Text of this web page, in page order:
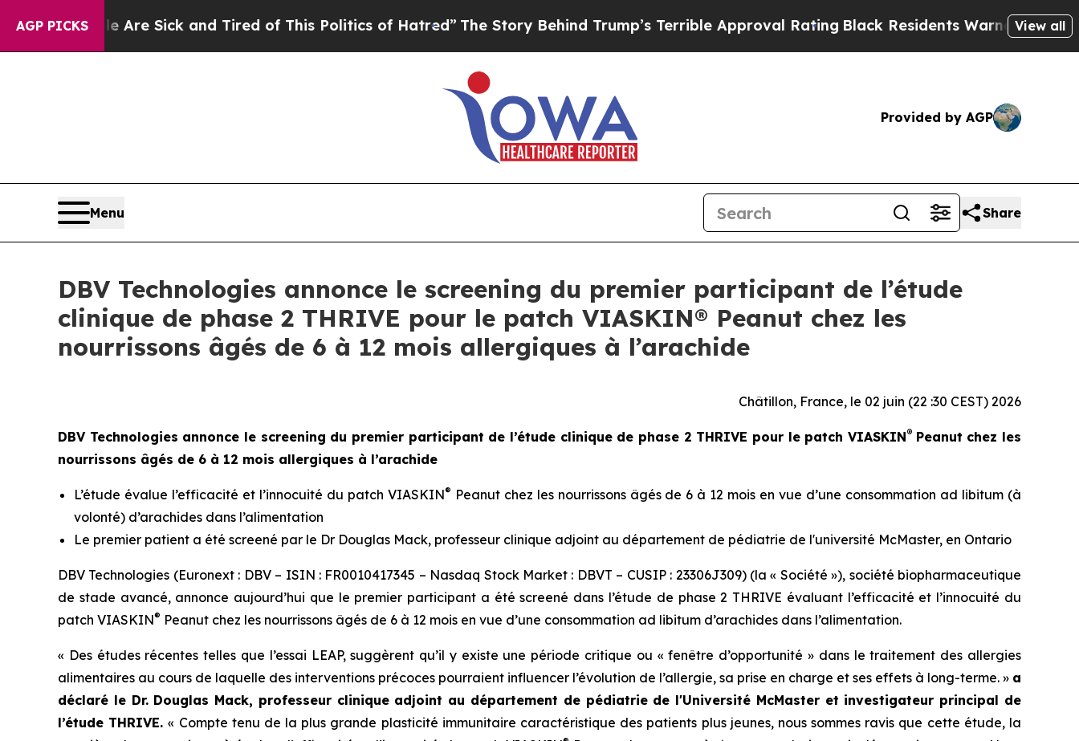
AGP PICKS
Are Sick and Tired of This Politics of Hatred” The Story Behind Trump’s Terrible Approval RatingBlack Residents Warned of Abusive Cops
View all
Provided by AGP
Menu Share
DBV Technologies annonce le screening du premier participant de l’étude
clinique de phase 2 THRIVE pour le patch VIASKIN® Peanut chez les
nourrissons âgés de 6 à 12 mois allergiques à l’arachide
Châtillon, France, le 02 juin (22 :30 CEST) 2026
DBV Technologies annonce le screening du premier participant de l’étude clinique de phase 2 THRIVE pour le patch VIASKIN® Peanut chez les
nourrissons âgés de 6 à 12 mois allergiques à l’arachide
L’étude évalue l’efficacité et l’innocuité du patch VIASKIN® Peanut chez les nourrissons âgés de 6 à 12 mois en vue d’une consommation ad libitum (à
volonté) d’arachides dans l’alimentation
Le premier patient a été screené par le Dr Douglas Mack, professeur clinique adjoint au département de pédiatrie de l'université McMaster, en Ontario
DBV Technologies (Euronext : DBV – ISIN : FR0010417345 – Nasdaq Stock Market : DBVT – CUSIP : 23306J309) (la « Société »), société biopharmaceutique
de stade avancé, annonce aujourd’hui que le premier participant a été screené dans l’étude de phase 2 THRIVE évaluant l’efficacité et l’innocuité du
patch VIASKIN® Peanut chez les nourrissons âgés de 6 à 12 mois en vue d’une consommation ad libitum d’arachides dans l’alimentation.
« Des études récentes telles que l’essai LEAP, suggèrent qu’il y existe une période critique ou « fenêtre d’opportunité » dans le traitement des allergies
alimentaires au cours de laquelle des interventions précoces pourraient influencer l’évolution de l’allergie, sa prise en charge et ses effets à long-terme. » a
déclaré le Dr. Douglas Mack, professeur clinique adjoint au département de pédiatrie de l'Université McMaster et investigateur principal de
l’étude THRIVE. « Compte tenu de la plus grande plasticité immunitaire caractéristique des patients plus jeunes, nous sommes ravis que cette étude, la